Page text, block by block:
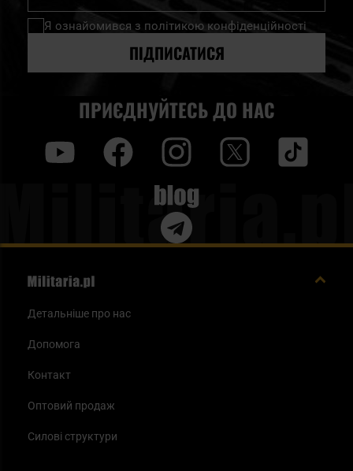
нашу
розсилку
Я ознайомився з політикою конфіденційності
ПІДПИСАТИСЯ
ПРИЄДНУЙТЕСЬ ДО НАС
Blog
Детальніше про нас
Допомога
Контакт
Оптовий продаж
Силові структури